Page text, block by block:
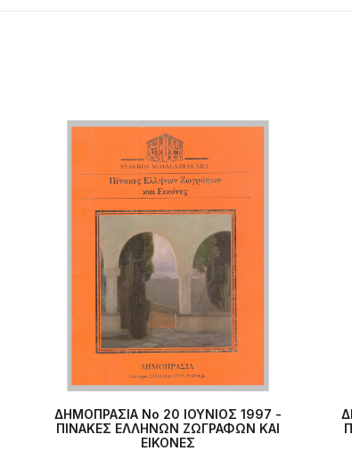
ΠΡΟΣΘΉΚΗ ΣΤΟ ΚΑΛΆΘΙ
ΔΗΜΟΠΡΑΣΙΑ Νο 20 ΙΟΥΝΙΟΣ 1997 -
ΠΙΝΑΚΕΣ ΕΛΛΗΝΩΝ ΖΩΓΡΑΦΩΝ ΚΑΙ
ΕΙΚΟΝΕΣ